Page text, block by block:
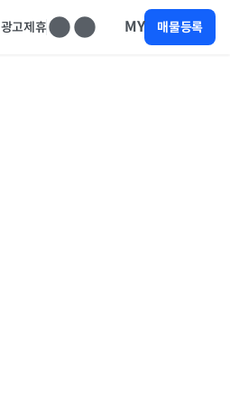
광고제휴 MY 매물등록